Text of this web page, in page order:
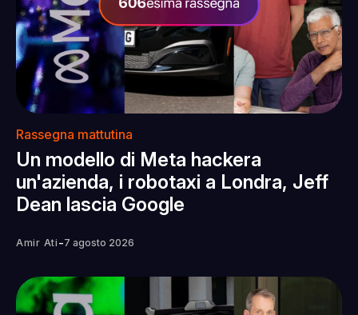
Rassegna mattutina
Un modello di Meta hackera
un'azienda, i robotaxi a Londra, Jeff
Dean lascia Google
Amir Ati -7 agosto 2026